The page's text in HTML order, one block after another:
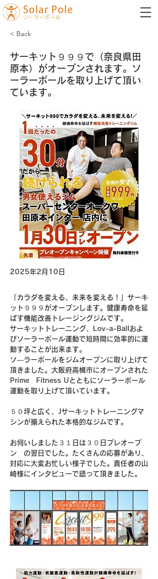
< Back
サーキット９９９で（奈良県田
原本）がオープンされます。ソ
ーラーポールを取り上げて頂い
ています。
2025年2月10日
「カラダを変える、未来を変える！」サーキ
ット９９９がオープンします。健康寿命を延
ばす機能改善トレージングジムです。
サーキットトレーニング、Lov-a-Ballおよ
びソーラーポール運動で短時間に効率的に運
動することが出来ます。
ソ―ラーポールをジムオープンに取り上げて
頂きました。大阪府高槻市にオープンされた
Prime　Fitness Uとともにソーラーポール
運動を取り上げて頂いています。
５０坪と広く、Jサーキットトレーニングマ
シンが揃えられた本格的なジムです。
お伺いしました３１日は３０日プレオープ
ン　の翌日でした。たくさんの応募があり、
対応に大変お忙しい様子でした。責任者の山
崎様にインタビューで語って頂きました。